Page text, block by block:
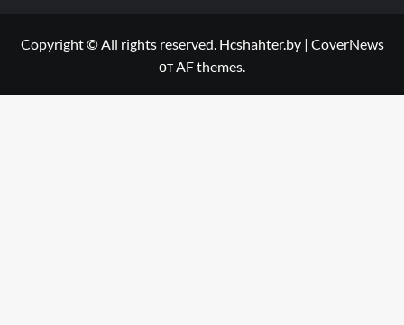
Copyright © All rights reserved. Hcshahter.by | CoverNews
от AF themes.